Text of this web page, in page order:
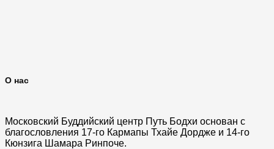
О нас
Московский Буддийский центр Путь Бодхи основан с
благословления 17-го Кармапы Тхайе Дордже и 14-го
Кюнзига Шамара Ринпоче.